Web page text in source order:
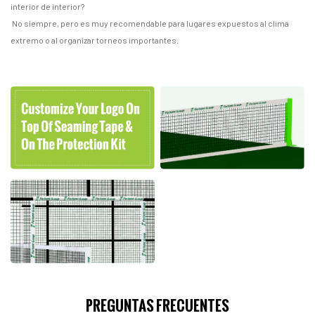
interior de interior?
No siempre, pero es muy recomendable para lugares expuestos al clima
extremo o al organizar torneos importantes.
PREGUNTAS FRECUENTES